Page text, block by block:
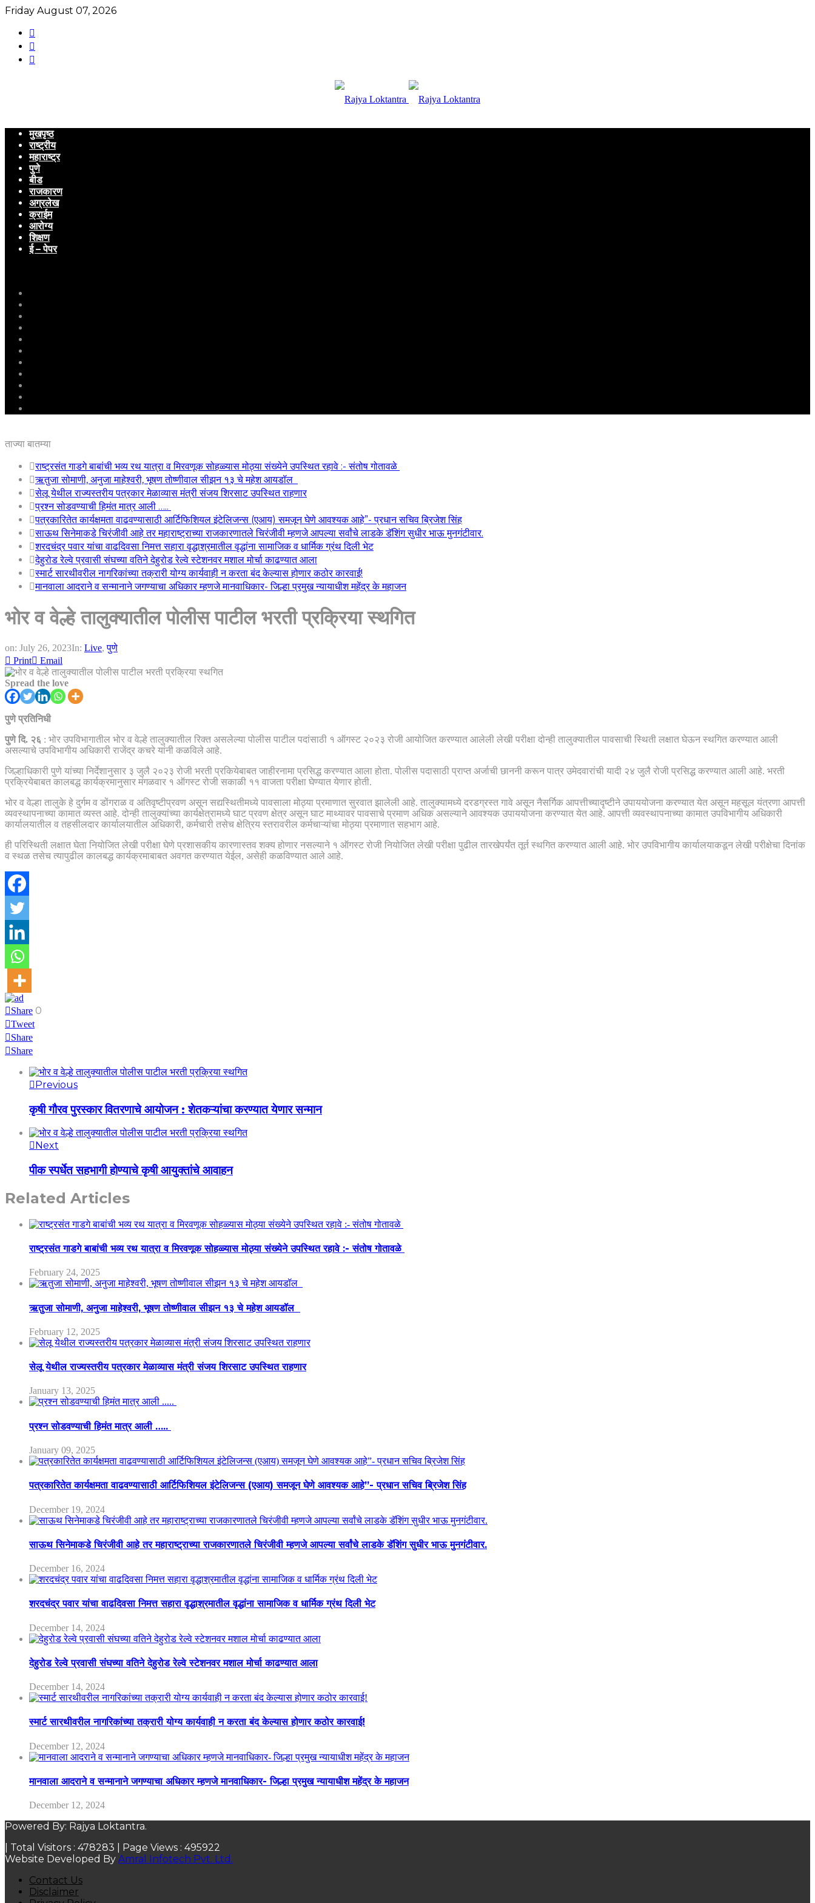
Friday August 07, 2026
मुखपृष्ठ
राष्ट्रीय
महाराष्ट्र
पुणे
बीड
राजकारण
अग्रलेख
क्राईम
आरोग्य
शिक्षण
ई – पेपर
ताज्या बातम्या
राष्ट्रसंत गाडगे बाबांची भव्य रथ यात्रा व मिरवणूक सोहळ्यास मोठ्या संख्येने उपस्थित रहावे :- संतोष गोतावळे
ऋतुजा सोमाणी, अनुजा माहेश्वरी, भूषण तोष्णीवाल सीझन १३ चे महेश आयडॉल
सेलू येथील राज्यस्तरीय पत्रकार मेळाव्यास मंत्री संजय शिरसाट उपस्थित राहणार
प्रश्न सोडवण्याची हिमंत मात्र आली …..
पत्रकारितेत कार्यक्षमता वाढवण्यासाठी आर्टिफिशियल इंटेलिजन्स (एआय) समजून घेणे आवश्यक आहे”- प्रधान सचिव ब्रिजेश सिंह
साऊथ सिनेमाकडे चिरंजीवी आहे तर महाराष्ट्राच्या राजकारणातले चिरंजीवी म्हणजे आपल्या सर्वांचे लाडके डॅशिंग सुधीर भाऊ मुनगंटीवार.
शरदचंद्र पवार यांचा वाढदिवसा निमत्त सहारा वृद्धाश्रमातील वृद्धांना सामाजिक व धार्मिक ग्रंथ दिली भेट
देहुरोड रेल्वे प्रवासी संघच्या वतिने देहुरोड रेल्वे स्टेशनवर मशाल मोर्चा काढण्यात आला
स्मार्ट सारथीवरील नागरिकांच्या तक्रारी योग्य कार्यवाही न करता बंद केल्यास होणार कठोर कारवाई!
मानवाला आदराने व सन्मानाने जगण्याचा अधिकार म्हणजे मानवाधिकार- जिल्हा प्रमुख न्यायाधीश महेंद्र के महाजन
भोर व वेल्हे तालुक्यातील पोलीस पाटील भरती प्रक्रिया स्थगित
on: July 26, 2023In: Live,पुणे
Print
Email
Spread the love
पुणे प्रतिनिधी
पुणे दि. २६ : भोर उपविभागातील भोर व वेल्हे तालुक्यातील रिक्त असलेल्या पोलीस पाटील पदांसाठी १ ऑगस्ट २०२३ रोजी आयोजित करण्यात आलेली लेखी परीक्षा दोन्ही तालुक्यातील पावसाची स्थिती लक्षात घेऊन स्थगित करण्यात आली
असल्याचे उपविभागीय अधिकारी राजेंद्र कचरे यांनी कळविले आहे.
जिल्हाधिकारी पुणे यांच्या निर्देशानुसार ३ जुलै २०२३ रोजी भरती प्रकियेबाबत जाहीरनामा प्रसिद्ध करण्यात आला होता. पोलीस पदासाठी प्राप्त अर्जाची छाननी करून पात्र उमेदवारांची यादी २४ जुलै रोजी प्रसिद्ध करण्यात आली आहे. भरती
प्रक्रियेबाबत कालबद्ध कार्यक्रमानुसार मंगळवार १ ऑगस्ट रोजी सकाळी ११ वाजता परीक्षा घेण्यात येणार होती.
भोर व वेल्हा तालुके हे दुर्गम व डोंगराळ व अतिवृष्टीप्रवण असून सद्यस्थितीमध्ये पावसाला मोठ्या प्रमाणात सुरवात झालेली आहे. तालुक्यामध्ये दरडग्रस्त गावे असून नैसर्गिक आपत्तीच्यादृष्टीने उपाययोजना करण्यात येत असून महसूल यंत्रणा आपत्ती
व्यवस्थापनाच्या कामात व्यस्त आहे. दोन्ही तालुक्यांच्या कार्यक्षेत्रामध्ये घाट प्रवण क्षेत्र असून घाट माथ्यावर पावसाचे प्रमाण अधिक असल्याने आवश्यक उपाययोजना करण्यात येत आहे. आपत्ती व्यवस्थापनाच्या कामात उपविभागीय अधिकारी
कार्यालयातील व तहसीलदार कार्यालयातील अधिकारी, कर्मचारी तसेच क्षेत्रिय स्तरावरील कर्मचाऱ्यांचा मोठ्या प्रमाणात सहभाग आहे.
ही परिस्थिती लक्षात घेता नियोजित लेखी परीक्षा घेणे प्रशासकीय कारणास्तव शक्य होणार नसल्याने १ ऑगस्ट रोजी नियोजित लेखी परीक्षा पुढील तारखेपर्यंत तूर्त स्थगित करण्यात आली आहे. भोर उपविभागीय कार्यालयाकडून लेखी परीक्षेचा दिनांक
व स्थळ तसेच त्यापुढील कालबद्ध कार्यक्रमाबाबत अवगत करण्यात येईल, असेही कळविण्यात आले आहे.
Share 0
Tweet
Share
Share
Previous
कृषी गौरव पुरस्कार वितरणाचे आयोजन : शेतकऱ्यांचा करण्यात येणार सन्मान
Next
पीक स्पर्धेत सहभागी होण्याचे कृषी आयुक्तांचे आवाहन
Related Articles
राष्ट्रसंत गाडगे बाबांची भव्य रथ यात्रा व मिरवणूक सोहळ्यास मोठ्या संख्येने उपस्थित रहावे :- संतोष गोतावळे
February 24, 2025
ऋतुजा सोमाणी, अनुजा माहेश्वरी, भूषण तोष्णीवाल सीझन १३ चे महेश आयडॉल
February 12, 2025
सेलू येथील राज्यस्तरीय पत्रकार मेळाव्यास मंत्री संजय शिरसाट उपस्थित राहणार
January 13, 2025
प्रश्न सोडवण्याची हिमंत मात्र आली …..
January 09, 2025
पत्रकारितेत कार्यक्षमता वाढवण्यासाठी आर्टिफिशियल इंटेलिजन्स (एआय) समजून घेणे आवश्यक आहे”- प्रधान सचिव ब्रिजेश सिंह
December 19, 2024
साऊथ सिनेमाकडे चिरंजीवी आहे तर महाराष्ट्राच्या राजकारणातले चिरंजीवी म्हणजे आपल्या सर्वांचे लाडके डॅशिंग सुधीर भाऊ मुनगंटीवार.
December 16, 2024
शरदचंद्र पवार यांचा वाढदिवसा निमत्त सहारा वृद्धाश्रमातील वृद्धांना सामाजिक व धार्मिक ग्रंथ दिली भेट
December 14, 2024
देहुरोड रेल्वे प्रवासी संघच्या वतिने देहुरोड रेल्वे स्टेशनवर मशाल मोर्चा काढण्यात आला
December 14, 2024
स्मार्ट सारथीवरील नागरिकांच्या तक्रारी योग्य कार्यवाही न करता बंद केल्यास होणार कठोर कारवाई!
December 12, 2024
मानवाला आदराने व सन्मानाने जगण्याचा अधिकार म्हणजे मानवाधिकार- जिल्हा प्रमुख न्यायाधीश महेंद्र के महाजन
December 12, 2024
Powered By: Rajya Loktantra.
| Total Visitors : 478283 | Page Views : 495922
Website Developed By Amral Infotech Pvt. Ltd.
Contact Us
Disclaimer